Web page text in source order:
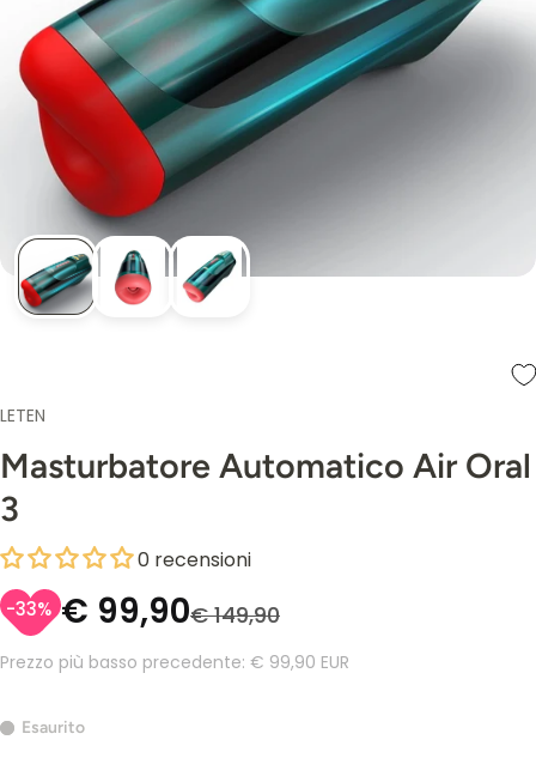
LETEN
Masturbatore Automatico Air Oral
3
0 recensioni
-33% € 99,90€ 149,90
Prezzo più basso precedente: € 99,90 EUR
Esaurito